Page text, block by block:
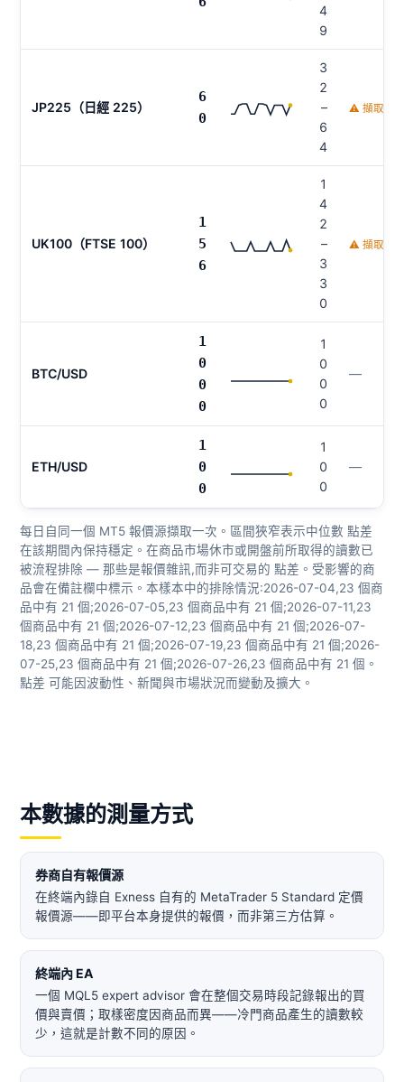
4
9
JP225（日經 225）
6
0
3
2
–
6
4
⚠ 擷取時
UK100（FTSE 100）
1
5
6
1
4
2
–
3
3
0
⚠ 擷取時
BTC/USD
1
0
0
0
1
0
0
0
—
ETH/USD
1
0
0
1
0
0
—
每日自同一個 MT5 報價源擷取一次。區間狹窄表示中位數 點差
在該期間內保持穩定。在商品市場休市或開盤前所取得的讀數已
被流程排除 — 那些是報價雜訊,而非可交易的 點差。受影響的商
品會在備註欄中標示。本樣本中的排除情況:2026-07-04,23 個商
品中有 21 個;2026-07-05,23 個商品中有 21 個;2026-07-11,23
個商品中有 21 個;2026-07-12,23 個商品中有 21 個;2026-07-
18,23 個商品中有 21 個;2026-07-19,23 個商品中有 21 個;2026-
07-25,23 個商品中有 21 個;2026-07-26,23 個商品中有 21 個。
點差 可能因波動性、新聞與市場狀況而變動及擴大。
本數據的測量方式
券商自有報價源
在終端內錄自 Exness 自有的 MetaTrader 5 Standard 定價
報價源——即平台本身提供的報價，而非第三方估算。
終端內 EA
一個 MQL5 expert advisor 會在整個交易時段記錄報出的買
價與賣價；取樣密度因商品而異——冷門商品產生的讀數較
少，這就是計數不同的原因。